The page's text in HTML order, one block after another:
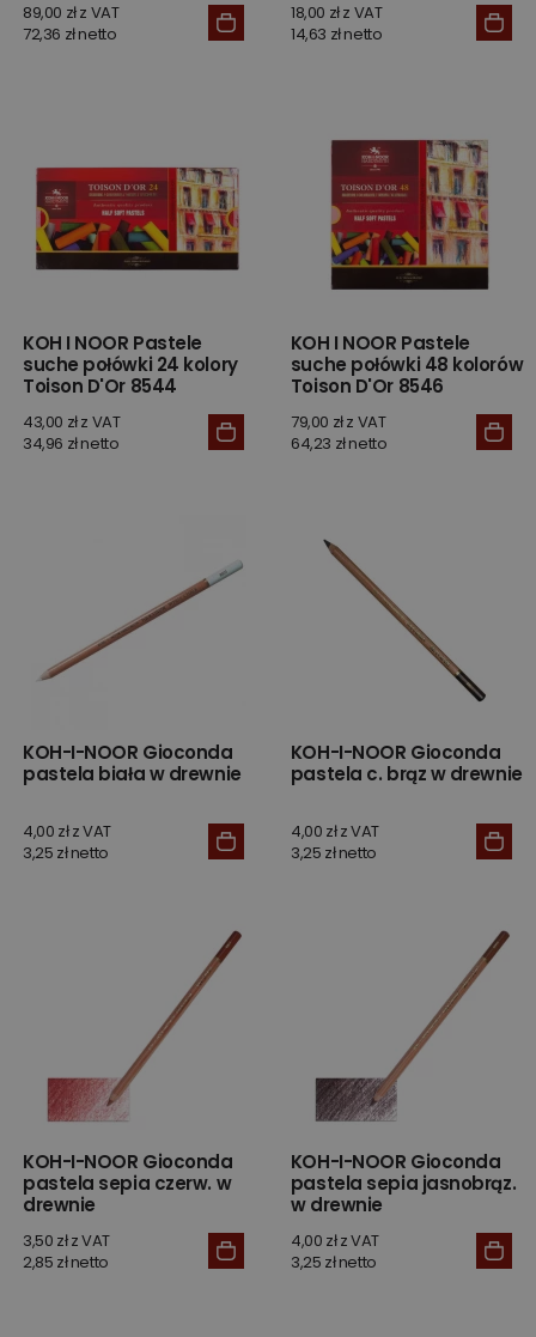
89,00 zł z VAT
72,36 zł netto
18,00 zł z VAT
14,63 zł netto
KOH I NOOR Pastele
suche połówki 24 kolory
Toison D'Or 8544
43,00 zł z VAT
34,96 zł netto
KOH I NOOR Pastele
suche połówki 48 kolorów
Toison D'Or 8546
79,00 zł z VAT
64,23 zł netto
KOH-I-NOOR Gioconda
pastela biała w drewnie
4,00 zł z VAT
3,25 zł netto
KOH-I-NOOR Gioconda
pastela c. brąz w drewnie
4,00 zł z VAT
3,25 zł netto
KOH-I-NOOR Gioconda
pastela sepia czerw. w
drewnie
3,50 zł z VAT
2,85 zł netto
KOH-I-NOOR Gioconda
pastela sepia jasnobrąz.
w drewnie
4,00 zł z VAT
3,25 zł netto